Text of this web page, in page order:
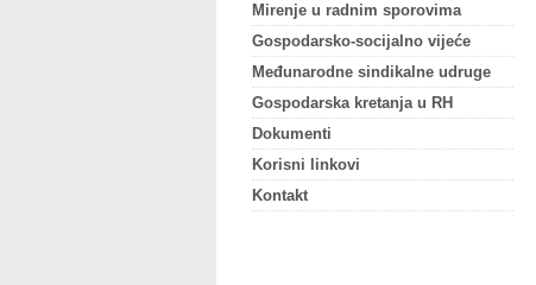
Mirenje u radnim sporovima
Gospodarsko-socijalno vijeće
Međunarodne sindikalne udruge
Gospodarska kretanja u RH
Dokumenti
Korisni linkovi
Kontakt